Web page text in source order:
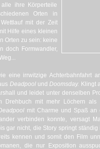
ihre Körperteile
Orten in
mit der Zeit
Hilfe eines kleinen
Orten zu sein: keine
doch Formwandler,
eine irrwitzige Achterbahnfahrt
DeadpoolundDoomsday. Klingt
und leidet unter denselben
Drehbuch mit mehr Löchern
mit Charme und Spaß an
verbinden konnte, versagt
gar nicht, die Story springt
kennen und somit den Film
die nur Exposition